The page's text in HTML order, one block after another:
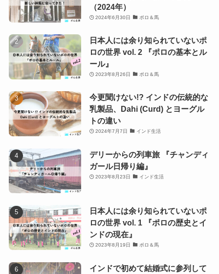
（2024年）
2024年6月30日 ポロ＆馬
日本人には余り知られていないポ
ロの世界 vol. 2 『ポロの基本とル
ール』
2023年8月26日 ポロ＆馬
今更聞けない!? インドの伝統的な
乳製品、Dahi (Curd) とヨーグル
トの違い
2024年7月7日 インド生活
デリーからの列車旅 『チャンディ
ガール日帰り編』
2023年8月23日 インド生活
日本人には余り知られていないポ
ロの世界 vol. 1 『ポロの歴史とイ
ンドの現在』
2023年8月19日 ポロ＆馬
インドで初めて結婚式に参列して